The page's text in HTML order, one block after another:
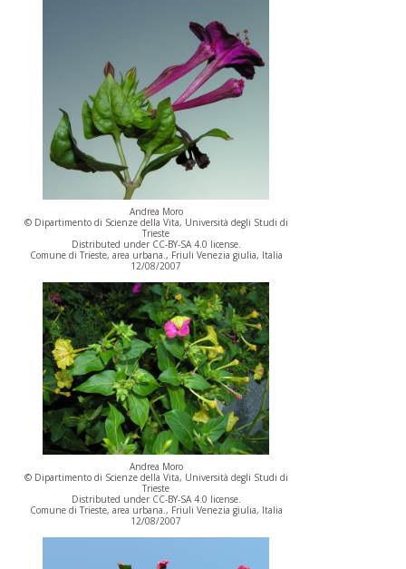
Andrea Moro
© Dipartimento di Scienze della Vita, Università degli Studi di
Trieste
Distributed under CC-BY-SA 4.0 license.
Comune di Trieste, area urbana., Friuli Venezia giulia, Italia
12/08/2007
Andrea Moro
© Dipartimento di Scienze della Vita, Università degli Studi di
Trieste
Distributed under CC-BY-SA 4.0 license.
Comune di Trieste, area urbana., Friuli Venezia giulia, Italia
12/08/2007